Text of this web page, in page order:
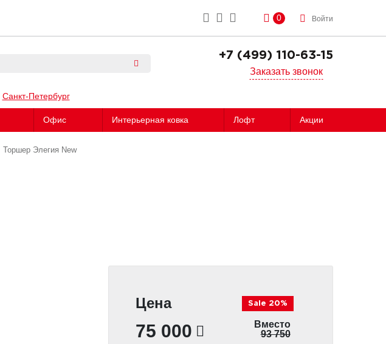
0 Войти
+7 (499) 110-63-15
Заказать звонок
Санкт-Петербург
Офис Интерьерная ковка Лофт Акции
Торшер Элегия New
Цена
75 000
Sale 20%
Вместо
93 750